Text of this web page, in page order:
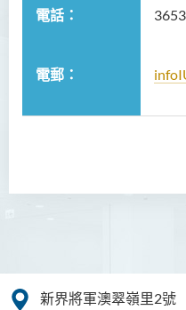
電話：
電郵：
新界將軍澳翠嶺里2號